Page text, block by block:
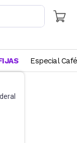
Especial Café